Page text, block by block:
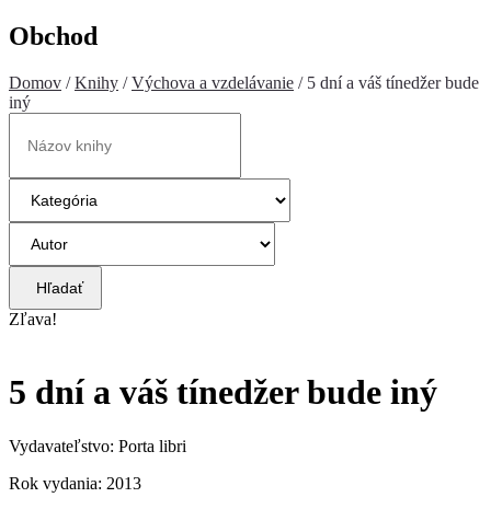
Obchod
Domov /Knihy /Výchova a vzdelávanie / 5 dní a váš tínedžer bude
iný
Hľadať
Zľava!
5 dní a váš tínedžer bude iný
Vydavateľstvo: Porta libri
Rok vydania: 2013